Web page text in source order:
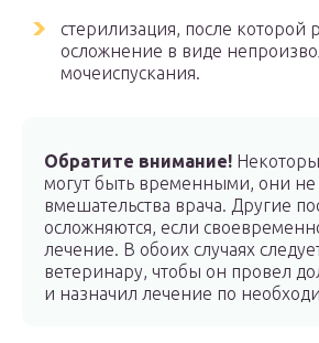
стерилизация, после которой
осложнение в виде
мочеиспускания.
Обратите внимание!
могут быть временными, они не
вмешательства врача. Другие
осложняются, если
лечение. В обоих случаях
ветеринару, чтобы он провел
и назначил лечение по